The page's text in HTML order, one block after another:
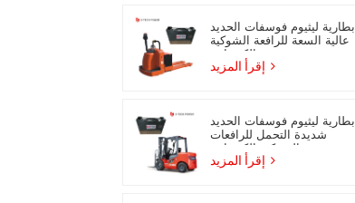
بطارية ليثيوم فوسفات الحديد
عالية السعة للرافعة الشوكية
بطارية ليثيوم فوسفات الحديد
شديدة التحمل للرافعات